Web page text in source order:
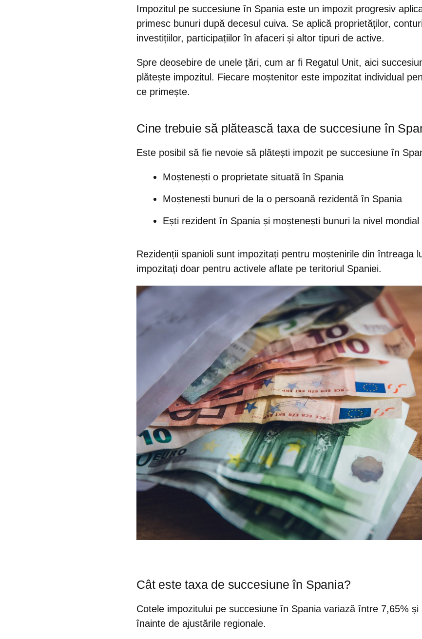
Impozitul pe succesiune în Spania este un impozit progresiv
primesc bunuri după decesul cuiva. Se aplică proprietăților,
investițiilor, participațiilor în afaceri și altor tipuri de active.
Spre deosebire de unele țări, cum ar fi Regatul Unit, aici
plătește impozitul. Fiecare moștenitor este impozitat individual
ce primește.
Cine trebuie să plătească taxa de succesiune în
Este posibil să fie nevoie să plătești impozit pe succesiune în
Moștenești o proprietate situată în Spania
Moștenești bunuri de la o persoană rezidentă în Spania
Ești rezident în Spania și moștenești bunuri la nivel mondial
Rezidenții spanioli sunt impozitați pentru moștenirile din întreaga
impozitați doar pentru activele aflate pe teritoriul Spaniei.
Cât este taxa de succesiune în Spania?
Cotele impozitului pe succesiune în Spania variază între 7,65% și
înainte de ajustările regionale.